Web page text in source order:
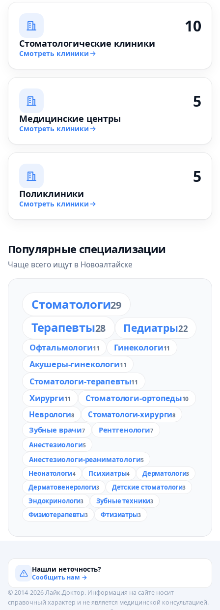
10
Стоматологические клиники
Смотреть клиники
5
Медицинские центры
Смотреть клиники
5
Поликлиники
Смотреть клиники
Популярные специализации
Чаще всего ищут в Новоалтайске
Стоматологи29
Терапевты28 Педиатры22
Офтальмологи11 Гинекологи11
Акушеры-гинекологи11
Стоматологи-терапевты11
Хирурги11 Стоматологи-ортопеды10
Неврологи8 Стоматологи-хирурги8
Зубные врачи7 Рентгенологи7
Анестезиологи5
Анестезиологи-реаниматологи5
Неонатологи4 Психиатры4 Дерматологи3
Дерматовенерологи3 Детские стоматологи3
Эндокринологи3 Зубные техники3
Физиотерапевты3 Фтизиатры3
Нашли неточность?
Сообщить нам →
© 2014-2026 Лайк.Доктор. Информация на сайте носит
справочный характер и не является медицинской консультацией.